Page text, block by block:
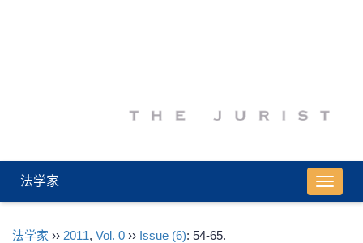
导
航
法学家
法学家 ›› 2011, Vol. 0 ›› Issue (6): 54-65.